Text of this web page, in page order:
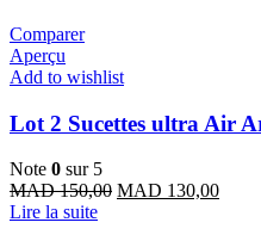
Comparer
Aperçu
Add to wishlist
Lot 2 Sucettes ultra Air
Note 0 sur 5
MAD150,00 Le
MAD 130,00Le
Lire la suite